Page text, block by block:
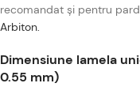
recomandat și pentru
Arbiton.
Dimensiune lamela
0.55 mm)